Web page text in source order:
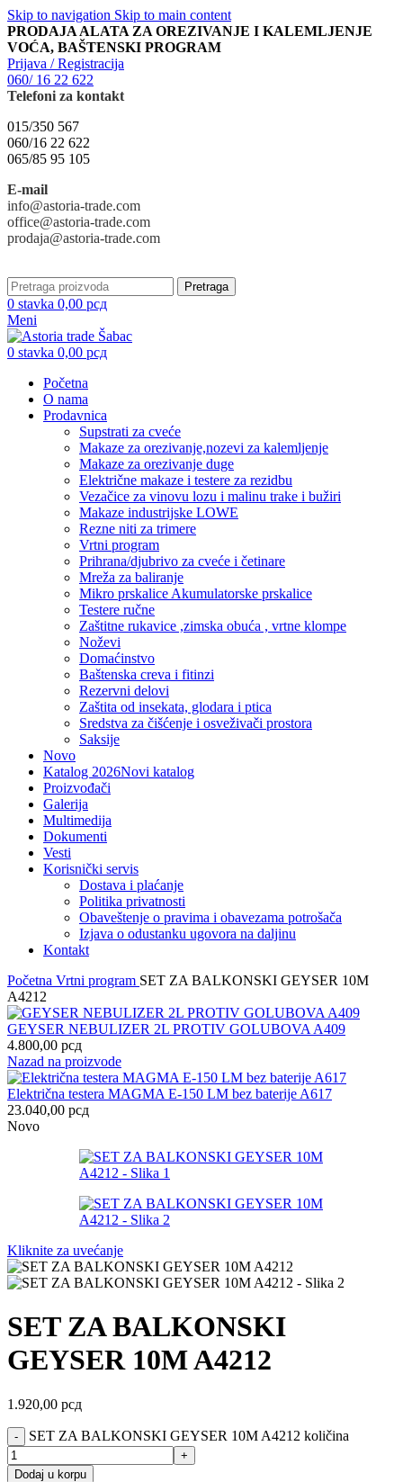
Skip to navigation Skip to main content
PRODAJA ALATA ZA OREZIVANJE I KALEMLJENJE
VOĆA, BAŠTENSKI PROGRAM
Prijava / Registracija
060/ 16 22 622
Telefoni za kontakt
015/350 567
060/16 22 622
065/85 95 105
E-mail
info@astoria-trade.com
office@astoria-trade.com
prodaja@astoria-trade.com
Pretraga
0 stavka 0,00 рсд
Meni
0 stavka 0,00 рсд
Početna
O nama
Prodavnica
Supstrati za cveće
Makaze za orezivanje,nozevi za kalemljenje
Makaze za orezivanje duge
Električne makaze i testere za rezidbu
Vezačice za vinovu lozu i malinu trake i bužiri
Makaze industrijske LOWE
Rezne niti za trimere
Vrtni program
Prihrana/djubrivo za cveće i četinare
Mreža za baliranje
Mikro prskalice Akumulatorske prskalice
Testere ručne
Zaštitne rukavice ,zimska obuća , vrtne klompe
Noževi
Domaćinstvo
Baštenska creva i fitinzi
Rezervni delovi
Zaštita od insekata, glodara i ptica
Sredstva za čišćenje i osveživači prostora
Saksije
Novo
Katalog 2026Novi katalog
Proizvođači
Galerija
Multimedija
Dokumenti
Vesti
Korisnički servis
Dostava i plaćanje
Politika privatnosti
Obaveštenje o pravima i obavezama potrošača
Izjava o odustanku ugovora na daljinu
Kontakt
Početna Vrtni program SET ZA BALKONSKI GEYSER 10M
A4212
GEYSER NEBULIZER 2L PROTIV GOLUBOVA A409
4.800,00 рсд
Nazad na proizvode
Električna testera MAGMA E-150 LM bez baterije A617
23.040,00 рсд
Novo
Kliknite za uvećanje
SET ZA BALKONSKI
GEYSER 10M A4212
1.920,00 рсд
SET ZA BALKONSKI GEYSER 10M A4212 količina
Dodaj u korpu